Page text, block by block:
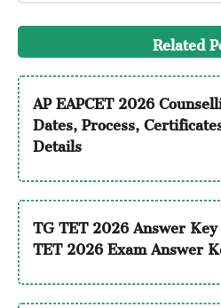
Related
AP EAPCET 2026
Dates, Process,
Details
TG TET 2026 Answer
TET 2026 Exam Answer